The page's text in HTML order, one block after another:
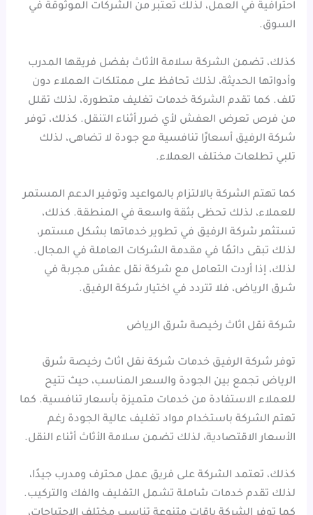
احترافية في العمل، لذلك تعتبر من الشركات الموثوقة في
السوق.
كذلك، تضمن الشركة سلامة الأثاث بفضل فريقها المدرب
وأدواتها الحديثة، لذلك تحافظ على ممتلكات العملاء دون
تلف. كما تقدم الشركة خدمات تغليف متطورة، لذلك تقلل
من فرص تعرض العفش لأي ضرر أثناء التنقل. كذلك، توفر
شركة الرفيق أسعارًا تنافسية مع جودة لا تضاهى، لذلك
تلبي تطلعات مختلف العملاء.
كما تهتم الشركة بالالتزام بالمواعيد وتوفير الدعم المستمر
للعملاء، لذلك تحظى بثقة واسعة في المنطقة. كذلك،
تستثمر شركة الرفيق في تطوير خدماتها بشكل مستمر،
لذلك تبقى دائمًا في مقدمة الشركات العاملة في المجال.
لذلك، إذا أردت التعامل مع شركة نقل عفش مجربة في
شرق الرياض، فلا تتردد في اختيار شركة الرفيق.
شركة نقل اثاث رخيصة شرق الرياض
توفر شركة الرفيق خدمات شركة نقل اثاث رخيصة شرق
الرياض تجمع بين الجودة والسعر المناسب، حيث تتيح
للعملاء الاستفادة من خدمات متميزة بأسعار تنافسية. كما
تهتم الشركة باستخدام مواد تغليف عالية الجودة رغم
الأسعار الاقتصادية، لذلك تضمن سلامة الأثاث أثناء النقل.
كذلك، تعتمد الشركة على فريق عمل محترف ومدرب جيدًا،
لذلك تقدم خدمات شاملة تشمل التغليف والفك والتركيب.